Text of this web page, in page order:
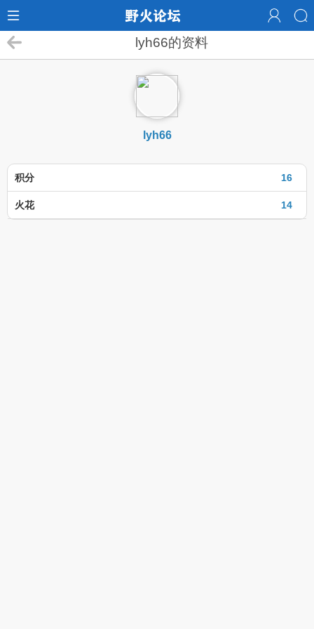
lyh66的资料
lyh66
16
积分
14
火花